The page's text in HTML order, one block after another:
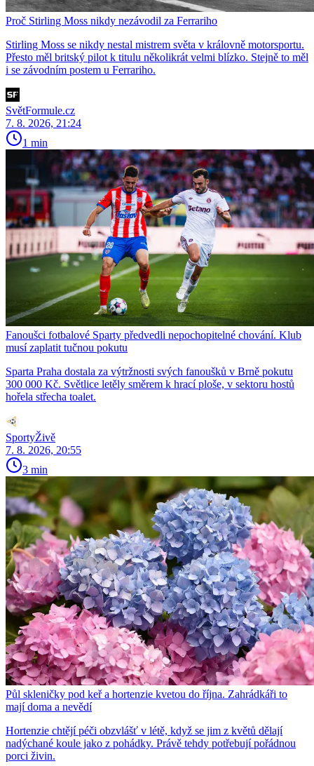
Proč Stirling Moss nikdy nezávodil za Ferrariho
Stirling Moss se nikdy nestal mistrem světa v královně motorsportu.
Přesto měl britský pilot k titulu několikrát velmi blízko. Stejně to měl
i se závodním postem u Ferrariho.
SvětFormule.cz
7. 8. 2026, 21:24
1 min
Fanoušci fotbalové Sparty předvedli nepochopitelné chování. Klub
musí zaplatit tučnou pokutu
Sparta Praha dostala za výtržnosti svých fanoušků v Brně pokutu
300 000 Kč. Světlice letěly směrem k hrací ploše, v sektoru hostů
hořela střecha toalet.
SportyŽivě
7. 8. 2026, 20:55
3 min
Půl skleničky pod keř a hortenzie kvetou do října. Zahrádkáři to
mají doma a nevědí
Hortenzie chtějí péči obzvlášť v létě, když se jim z květů dělají
nadýchané koule jako z pohádky. Právě tehdy potřebují pořádnou
porci živin.